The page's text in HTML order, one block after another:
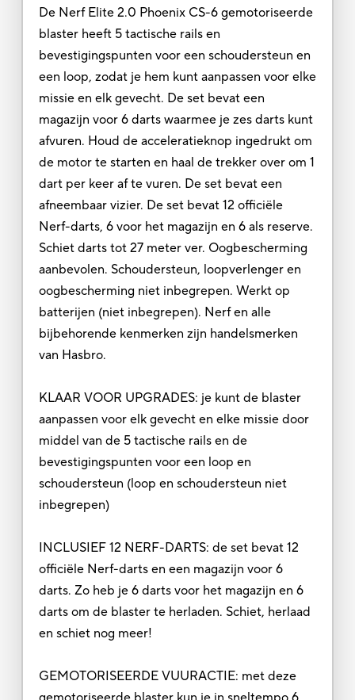
De Nerf Elite 2.0 Phoenix CS-6 gemotoriseerde
blaster heeft 5 tactische rails en
bevestigingspunten voor een schoudersteun en
een loop, zodat je hem kunt aanpassen voor elke
missie en elk gevecht. De set bevat een
magazijn voor 6 darts waarmee je zes darts kunt
afvuren. Houd de acceleratieknop ingedrukt om
de motor te starten en haal de trekker over om 1
dart per keer af te vuren. De set bevat een
afneembaar vizier. De set bevat 12 officiële
Nerf-darts, 6 voor het magazijn en 6 als reserve.
Schiet darts tot 27 meter ver. Oogbescherming
aanbevolen. Schoudersteun, loopverlenger en
oogbescherming niet inbegrepen. Werkt op
batterijen (niet inbegrepen). Nerf en alle
bijbehorende kenmerken zijn handelsmerken
van Hasbro.
KLAAR VOOR UPGRADES: je kunt de blaster
aanpassen voor elk gevecht en elke missie door
middel van de 5 tactische rails en de
bevestigingspunten voor een loop en
schoudersteun (loop en schoudersteun niet
inbegrepen)
INCLUSIEF 12 NERF-DARTS: de set bevat 12
officiële Nerf-darts en een magazijn voor 6
darts. Zo heb je 6 darts voor het magazijn en 6
darts om de blaster te herladen. Schiet, herlaad
en schiet nog meer!
GEMOTORISEERDE VUURACTIE: met deze